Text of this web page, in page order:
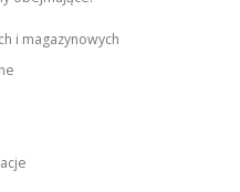
i magazynowych